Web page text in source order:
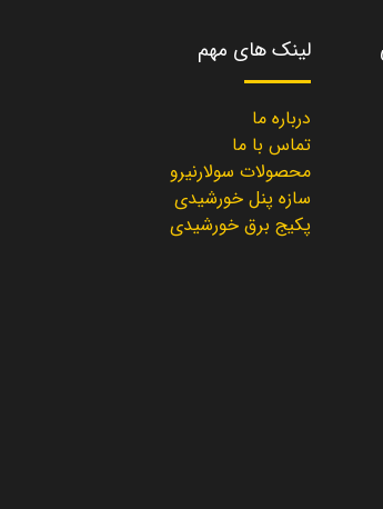
لینک های مهم
درباره ما
تماس با ما
محصولات سولارنیرو
سازه پنل خورشیدی
پکیج برق خورشیدی